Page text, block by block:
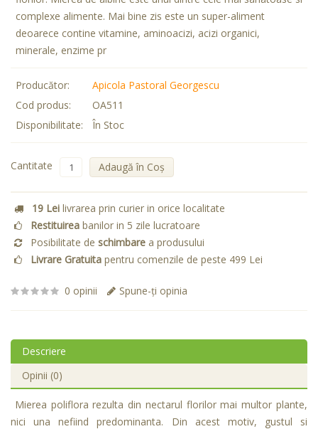
complexe alimente. Mai bine zis este un super-aliment
deoarece contine vitamine, aminoacizi, acizi organici,
minerale, enzime pr
Producător:
Apicola Pastoral Georgescu
Cod produs:
OA511
Disponibilitate:
În Stoc
Cantitate Adaugă în Coş
19 Lei livrarea prin curier in orice localitate
Restituirea banilor in 5 zile lucratoare
Posibilitate de schimbare a produsului
Livrare Gratuita pentru comenzile de peste 499 Lei
0 opinii Spune-ţi opinia
Descriere
Opinii (0)
Mierea poliflora rezulta din nectarul florilor mai multor plante,
nici una nefiind predominanta. Din acest motiv, gustul si